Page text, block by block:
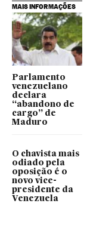
MAIS INFORMAÇÕES
Parlamento
venezuelano
declara
“abandono de
cargo” de
Maduro
O chavista mais
odiado pela
oposição é o
novo vice-
presidente da
Venezuela